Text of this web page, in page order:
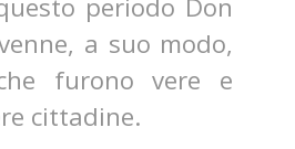
periodo Don
a suo modo,
furono vere e
cittadine.